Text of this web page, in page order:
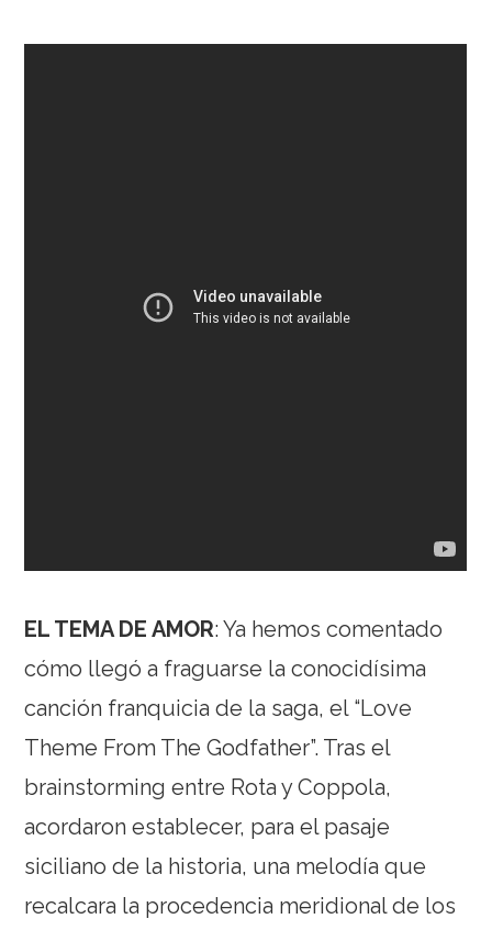
EL TEMA DE AMOR: Ya hemos comentado
cómo llegó a fraguarse la conocidísima
canción franquicia de la saga, el “Love
Theme From The Godfather”. Tras el
brainstorming entre Rota y Coppola,
acordaron establecer, para el pasaje
siciliano de la historia, una melodía que
recalcara la procedencia meridional de los